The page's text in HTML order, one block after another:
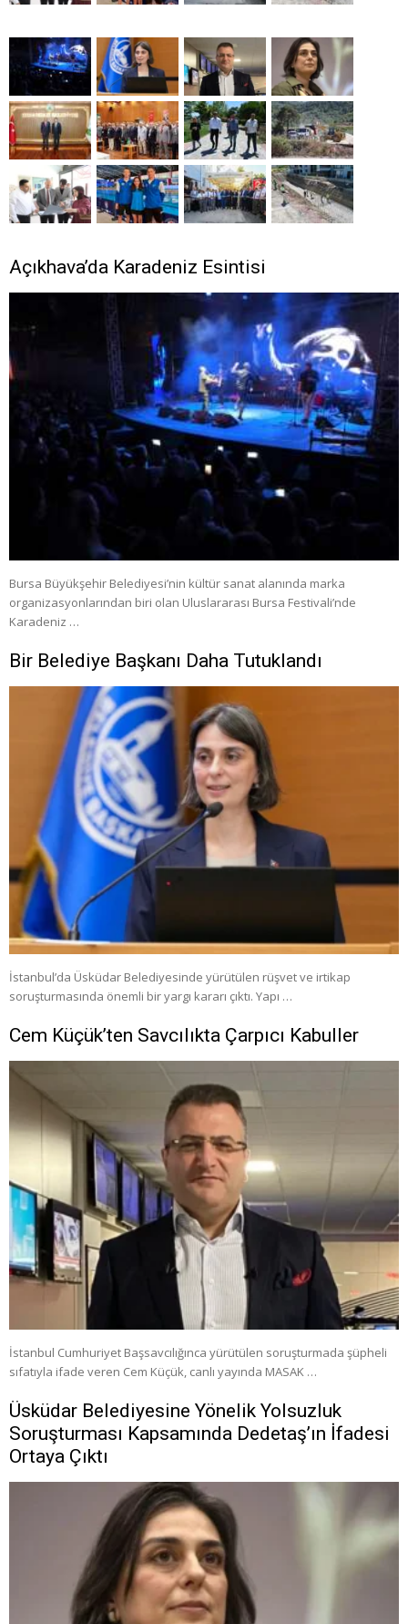
Açıkhava’da Karadeniz Esintisi
Bursa Büyükşehir Belediyesi’nin kültür sanat alanında marka
organizasyonlarından biri olan Uluslararası Bursa Festivali’nde
Karadeniz …
Bir Belediye Başkanı Daha Tutuklandı
İstanbul’da Üsküdar Belediyesinde yürütülen rüşvet ve irtikap
soruşturmasında önemli bir yargı kararı çıktı. Yapı …
Cem Küçük’ten Savcılıkta Çarpıcı Kabuller
İstanbul Cumhuriyet Başsavcılığınca yürütülen soruşturmada şüpheli
sıfatıyla ifade veren Cem Küçük, canlı yayında MASAK …
Üsküdar Belediyesine Yönelik Yolsuzluk
Soruşturması Kapsamında Dedetaş’ın İfadesi
Ortaya Çıktı